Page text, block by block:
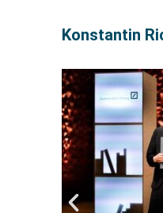
Konstantin